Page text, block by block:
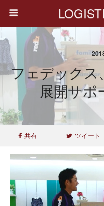
フェデックス
展開サポ
共有 ツイート